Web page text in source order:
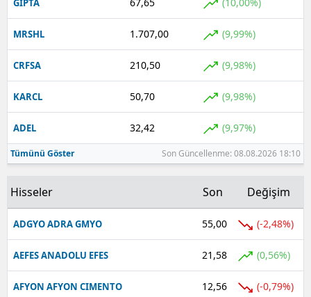
GIPTA 67,65 (10,00%)
MRSHL 1.707,00 (9,99%)
CRFSA 210,50 (9,98%)
KARCL 50,70 (9,98%)
ADEL 32,42 (9,97%)
Tümünü Göster Son Güncellenme: 08.08.2026 18:10
Hisseler Son Değişim
ADGYO ADRA GMYO 55,00 (-2,48%)
AEFES ANADOLU EFES 21,58 (0,56%)
AFYON AFYON CIMENTO 12,56 (-0,79%)